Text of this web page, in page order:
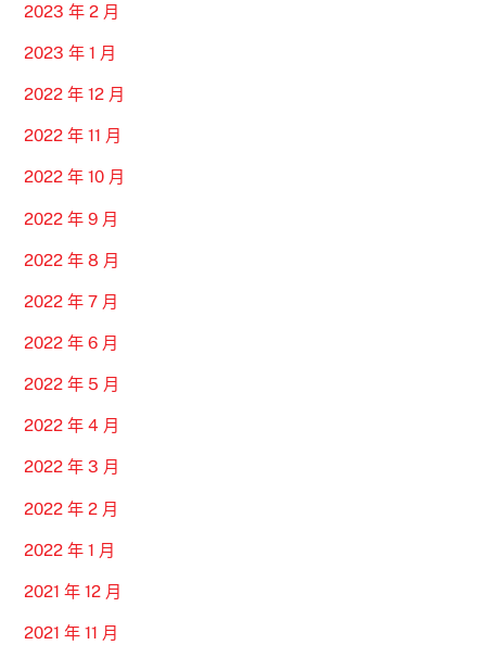
2023 年 2 月
2023 年 1 月
2022 年 12 月
2022 年 11 月
2022 年 10 月
2022 年 9 月
2022 年 8 月
2022 年 7 月
2022 年 6 月
2022 年 5 月
2022 年 4 月
2022 年 3 月
2022 年 2 月
2022 年 1 月
2021 年 12 月
2021 年 11 月